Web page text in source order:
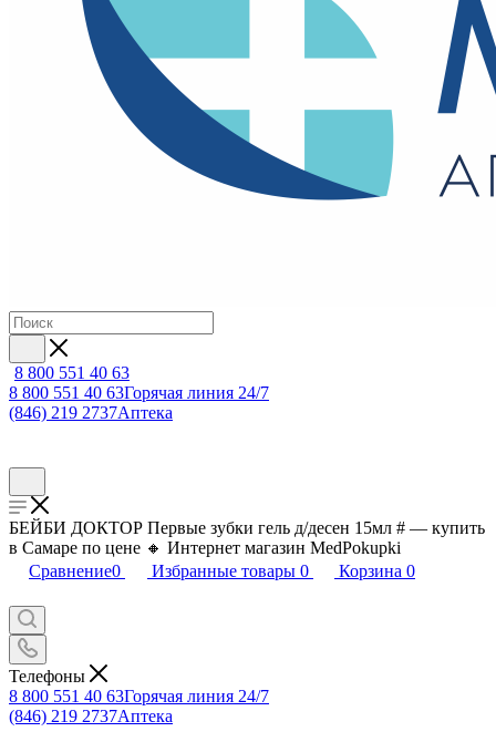
8 800 551 40 63
8 800 551 40 63Горячая линия 24/7
(846) 219 2737Аптека
БЕЙБИ ДОКТОР Первые зубки гель д/десен 15мл # — купить
в Самаре по цене 🔸 Интернет магазин MedPokupki
Сравнение0 Избранные товары 0 Корзина 0
Телефоны
8 800 551 40 63Горячая линия 24/7
(846) 219 2737Аптека